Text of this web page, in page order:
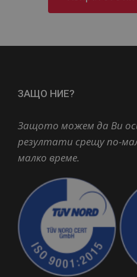
ЗАЩО НИЕ?
Защото можем да Ви
резултати срещу по-
малко време.